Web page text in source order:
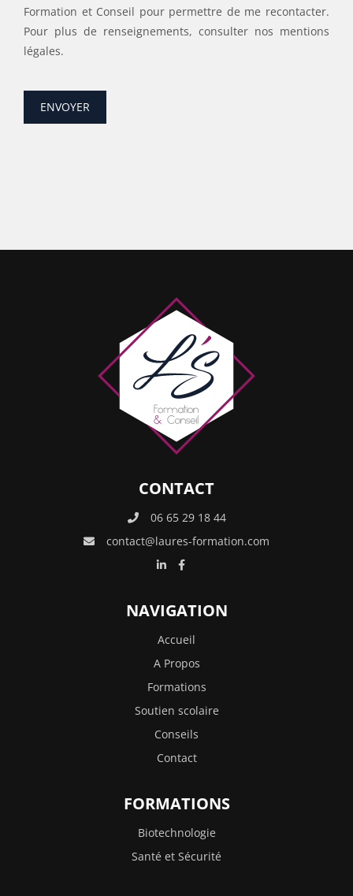
Formation et Conseil pour permettre de me recontacter.
Pour plus de renseignements, consulter nos mentions
légales.
CONTACT
06 65 29 18 44
contact@laures-formation.com
NAVIGATION
Accueil
A Propos
Formations
Soutien scolaire
Conseils
Contact
FORMATIONS
Biotechnologie
Santé et Sécurité